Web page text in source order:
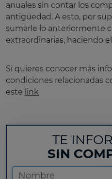
anuales sin contar los
antigüedad. A esto, por
sumarle lo anteriormente
extraordinarias, haciendo
Si quieres conocer más
condiciones relacionadas
este link
TE
SIN